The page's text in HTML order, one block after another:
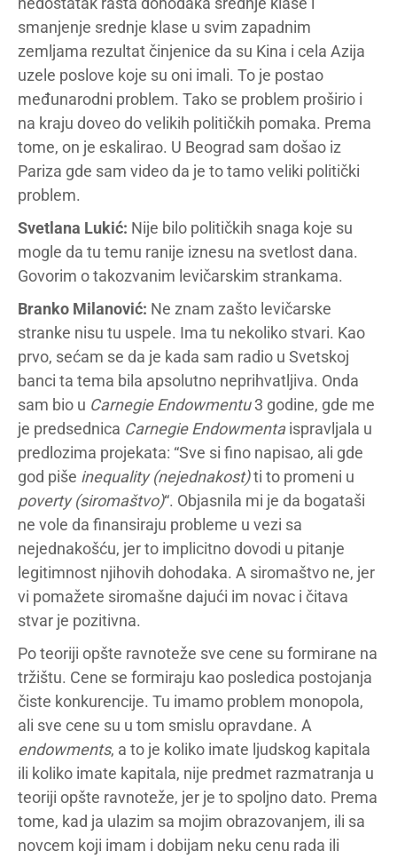
smanjenje srednje klase u svim zapadnim
zemljama rezultat činjenice da su Kina i cela Azija
uzele poslove koje su oni imali. To je postao
međunarodni problem. Tako se problem proširio i
na kraju doveo do velikih političkih pomaka. Prema
tome, on je eskalirao. U Beograd sam došao iz
Pariza gde sam video da je to tamo veliki politički
problem.
Svetlana Lukić: Nije bilo političkih snaga koje su
mogle da tu temu ranije iznesu na svetlost dana.
Govorim o takozvanim levičarskim strankama.
Branko Milanović: Ne znam zašto levičarske
stranke nisu tu uspele. Ima tu nekoliko stvari. Kao
prvo, sećam se da je kada sam radio u Svetskoj
banci ta tema bila apsolutno neprihvatljiva. Onda
sam bio u Carnegie Endowmentu3 godine, gde me
je predsednica Carnegie Endowmentaispravljala u
predlozima projekata: “Sve si fino napisao, ali gde
god piše inequality (nejednakost)ti to promeni u
poverty (siromaštvo)“. Objasnila mi je da bogataši
ne vole da finansiraju probleme u vezi sa
nejednakošću, jer to implicitno dovodi u pitanje
legitimnost njihovih dohodaka. A siromaštvo ne, jer
vi pomažete siromašne dajući im novac i čitava
stvar je pozitivna.
Po teoriji opšte ravnoteže sve cene su formirane na
tržištu. Cene se formiraju kao posledica postojanja
čiste konkurencije. Tu imamo problem monopola,
ali sve cene su u tom smislu opravdane. A
endowments, a to je koliko imate ljudskog kapitala
ili koliko imate kapitala, nije predmet razmatranja u
teoriji opšte ravnoteže, jer je to spoljno dato. Prema
tome, kad ja ulazim sa mojim obrazovanjem, ili sa
novcem koji imam i dobijam neku cenu rada ili